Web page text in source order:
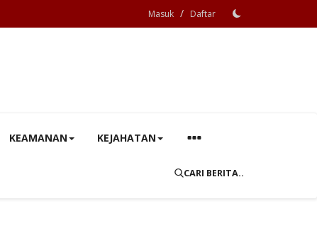
Masuk / Daftar
KEAMANAN KEJAHATAN
CARI BERITA..